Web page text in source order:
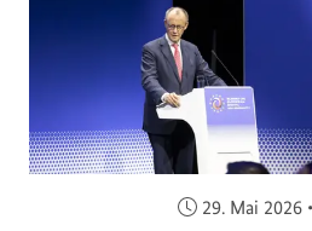
Veröffentlicht
29. Mai 2026 •